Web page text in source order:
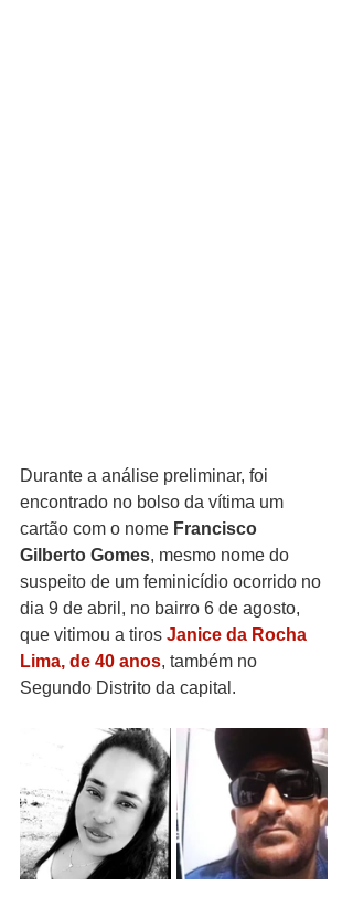
Durante a análise preliminar, foi
encontrado no bolso da vítima um
cartão com o nome Francisco
Gilberto Gomes, mesmo nome do
suspeito de um feminicídio ocorrido no
dia 9 de abril, no bairro 6 de agosto,
que vitimou a tiros Janice da Rocha
Lima, de 40 anos, também no
Segundo Distrito da capital.